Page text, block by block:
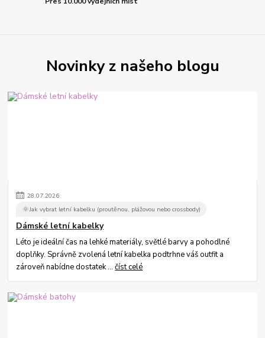
Novinky z našeho blogu
28.07.2026
🌞Jak vybrat letní kabelku (proutěnou, plážovou nebo crossbody)
Dámské letní kabelky
Léto je ideální čas na lehké materiály, světlé barvy a pohodlné
doplňky. Správně zvolená letní kabelka podtrhne váš outfit a
zároveň nabídne dostatek ...číst celé